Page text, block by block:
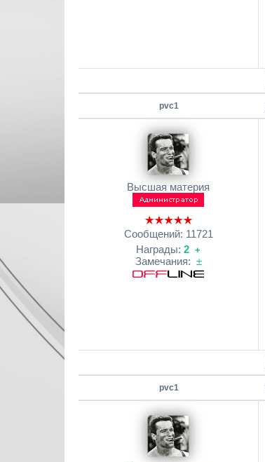
pvc1
Высшая материя
Сообщений: 11721
Награды: 2 +
Замечания: ±
pvc1